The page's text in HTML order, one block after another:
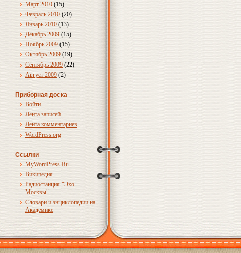
Март 2010 (15)
Февраль 2010 (20)
Январь 2010 (13)
Декабрь 2009 (15)
Ноябрь 2009 (15)
Октябрь 2009 (19)
Сентябрь 2009 (22)
Август 2009 (2)
Приборная доска
Войти
Лента записей
Лента комментариев
WordPress.org
Ссылки
MyWordPress.Ru
Википедия
Радиостанция "Эхо
Москвы"
Словари и энциклопедии на
Академике